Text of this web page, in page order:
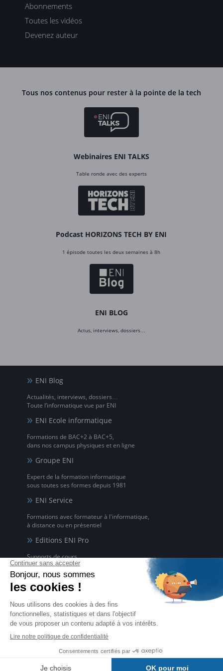
Abonnements
Toutes les vidéos
Devenez auteur
Tous nos contenus pour rester à la pointe de la tech
Webinaires ENI TALKS
Table ronde avec des experts
Podcast HORIZONS TECH BY ENI
1 épisode toutes les deux semaines à 8h
ENI BLOG
Actus, interviews, dossiers…
ENI Blog
Actualités, interviews, dossiers…
Toute l’informatique vue par ENI
ENI Ecole informatique
Formations de BAC+2 à BAC+5,
dans nos campus physiques et en ligne
Groupe ENI
Expert de la formation informatique
sous toutes ses formes depuis 1981
ENI Service
Formations avec formateur à l'informatique,
à distance ou en présentiel
Editions ENI Pro
Supports de cours
pour les organismes de formation
ENI elearning
La solution de formation à l'informatique en ligne,
disponible en 5 langues
Certifications ENI
Certifications à l'informatique